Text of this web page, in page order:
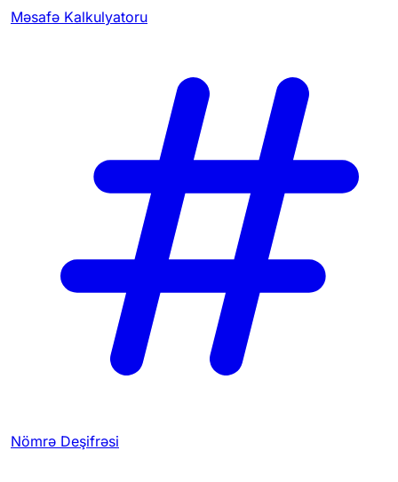
Məsafə Kalkulyatoru
Nömrə Deşifrəsi